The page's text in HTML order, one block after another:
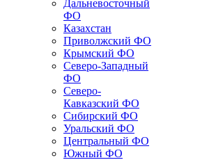
Дальневосточный
ФО
Казахстан
Приволжский ФО
Крымский ФО
Северо-Западный
ФО
Северо-
Кавказский ФО
Сибирский ФО
Уральский ФО
Центральный ФО
Южный ФО